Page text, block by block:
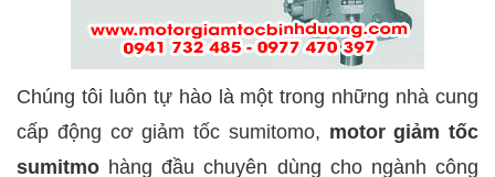
Chúng tôi luôn tự hào là một trong những nhà cung
cấp động cơ giảm tốc sumitomo, motor giảm tốc
sumitmo hàng đầu chuyên dùng cho ngành công